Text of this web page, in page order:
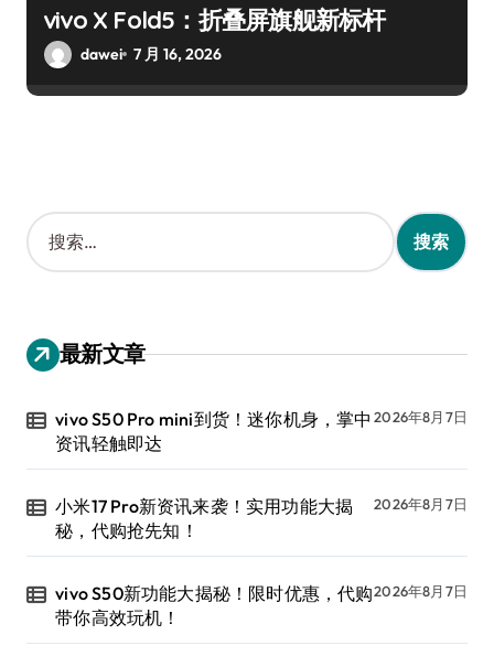
vivo X Fold5：折叠屏旗舰新标杆
dawei 7 月 16, 2026
搜
索
：
最新文章
vivo S50 Pro mini到货！迷你机身，掌中
资讯轻触即达
2026年8月7日
小米17 Pro新资讯来袭！实用功能大揭
秘，代购抢先知！
2026年8月7日
vivo S50新功能大揭秘！限时优惠，代购
带你高效玩机！
2026年8月7日